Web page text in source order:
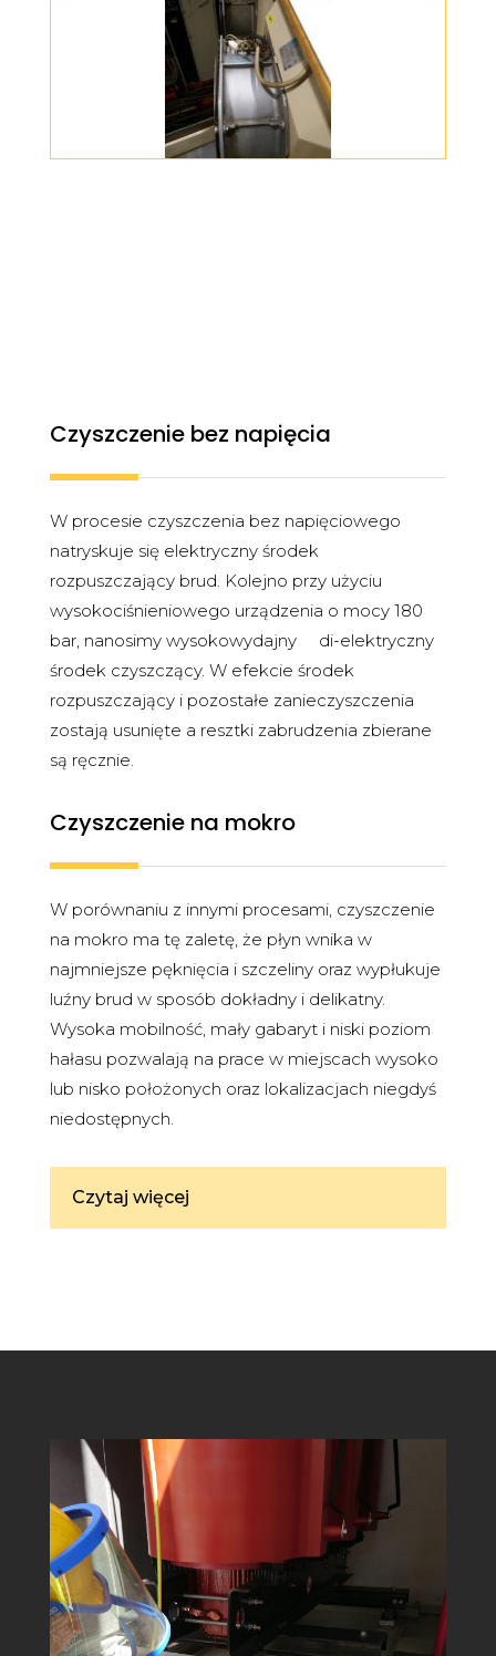
Czyszczenie bez napięcia
W procesie czyszczenia bez napięciowego
natryskuje się elektryczny środek
rozpuszczający brud. Kolejno przy użyciu
wysokociśnieniowego urządzenia o mocy 180
bar, nanosimy wysokowydajny
di-elektryczny
środek czyszczący. W efekcie środek
rozpuszczający i pozostałe zanieczyszczenia
zostają usunięte a resztki zabrudzenia zbierane
są ręcznie.
Czyszczenie na mokro
W porównaniu z innymi procesami, czyszczenie
na mokro ma tę zaletę, że płyn wnika w
najmniejsze pęknięcia i szczeliny oraz wypłukuje
luźny brud w sposób dokładny i delikatny.
Wysoka mobilność, mały gabaryt i niski poziom
hałasu pozwalają na prace w miejscach wysoko
lub nisko położonych oraz lokalizacjach niegdyś
niedostępnych.
Czytaj więcej